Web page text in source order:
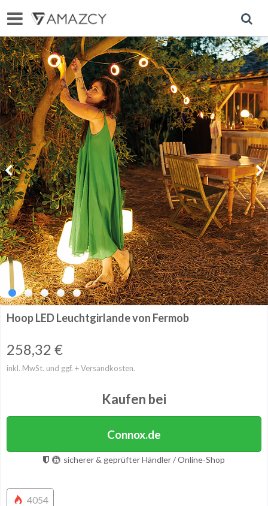
Hoop LED Leuchtgirlande von Fermob
258,32 €
inkl. MwSt. und ggf. + Versandkosten.
Kaufen bei
Connox.de
sicherer & geprüfter Händler / Online-Shop
4054